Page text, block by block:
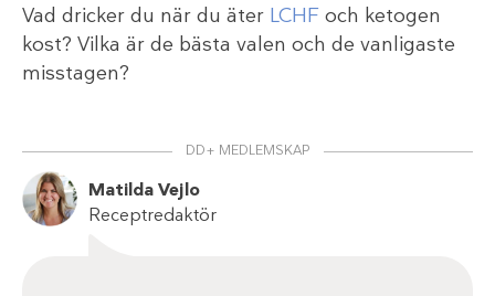
Vad dricker du när du äter LCHF och ketogen
kost? Vilka är de bästa valen och de vanligaste
misstagen?
DD+ MEDLEMSKAP
Matilda Vejlo
Receptredaktör